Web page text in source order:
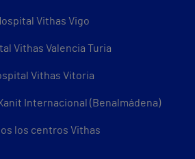
Vithas Vigo
Vithas Valencia Turia
Vithas Vitoria
Internacional (Benalmádena)
los centros Vithas